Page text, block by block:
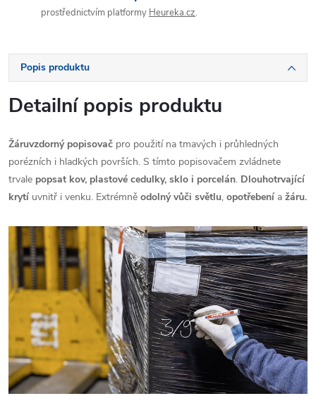
prostřednictvím platformy Heureka.cz.
Popis produktu
Detailní popis produktu
Žáruvzdorný popisovač pro použití na tmavých i průhledných
porézních i hladkých površích. S tímto popisovačem zvládnete
trvale popsat kov, plastové cedulky, sklo i porcelán. Dlouhotrvající
krytí uvnitř i venku. Extrémně odolný vůči světlu, opotřebení a žáru.